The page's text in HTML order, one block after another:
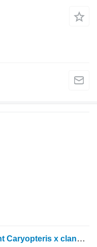
Barbula Clandonska Dark Knight Caryopteris x clandonensis